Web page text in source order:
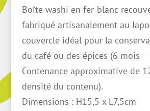
Boîte washi en fer-blanc
fabriqué artisanalement au
couvercle idéal pour la
du café ou des épices (6 mois –
Contenance approximative de
densité du contenu).
Dimensions : H15,5 x L7,5cm